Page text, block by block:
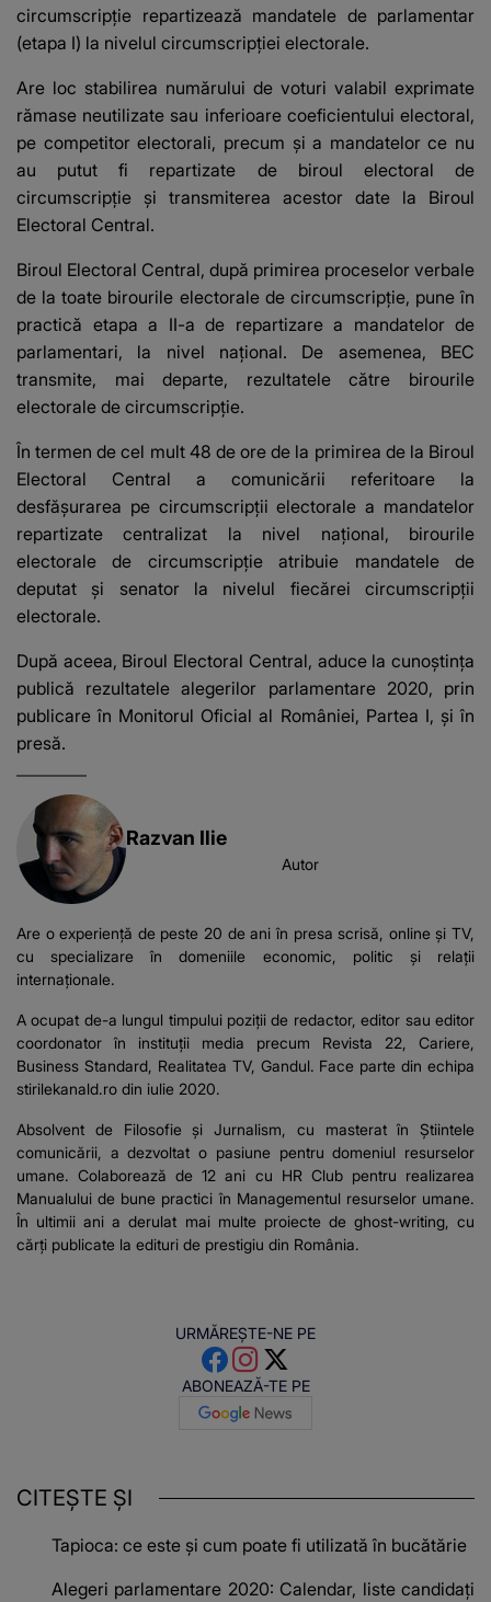
circumscripţie repartizează mandatele de parlamentar
(etapa I) la nivelul circumscripţiei electorale.
Are loc stabilirea numărului de voturi valabil exprimate
rămase neutilizate sau inferioare coeficientului electoral,
pe competitor electorali, precum şi a mandatelor ce nu
au putut fi repartizate de biroul electoral de
circumscripţie şi transmiterea acestor date la Biroul
Electoral Central.
Biroul Electoral Central, după primirea proceselor verbale
de la toate birourile electorale de circumscripţie, pune în
practică etapa a II-a de repartizare a mandatelor de
parlamentari, la nivel naţional. De asemenea, BEC
transmite, mai departe, rezultatele către birourile
electorale de circumscripţie.
În termen de cel mult 48 de ore de la primirea de la Biroul
Electoral Central a comunicării referitoare la
desfăşurarea pe circumscripţii electorale a mandatelor
repartizate centralizat la nivel naţional, birourile
electorale de circumscripţie atribuie mandatele de
deputat şi senator la nivelul fiecărei circumscripţii
electorale.
După aceea, Biroul Electoral Central, aduce la cunoştinţa
publică rezultatele alegerilor parlamentare 2020, prin
publicare în Monitorul Oficial al României, Partea I, şi în
presă.
Razvan Ilie
Autor
Are o experiență de peste 20 de ani în presa scrisă, online și TV,
cu specializare în domeniile economic, politic și relații
internaționale.
A ocupat de-a lungul timpului poziții de redactor, editor sau editor
coordonator în instituții media precum Revista 22, Cariere,
Business Standard, Realitatea TV, Gandul. Face parte din echipa
stirilekanald.ro din iulie 2020.
Absolvent de Filosofie și Jurnalism, cu masterat în Știintele
comunicării, a dezvoltat o pasiune pentru domeniul resurselor
umane. Colaborează de 12 ani cu HR Club pentru realizarea
Manualului de bune practici în Managementul resurselor umane.
În ultimii ani a derulat mai multe proiecte de ghost-writing, cu
cărți publicate la edituri de prestigiu din România.
URMĂREȘTE-NE PE
ABONEAZĂ-TE PE
CITEȘTE ȘI
Tapioca: ce este și cum poate fi utilizată în bucătărie
Alegeri parlamentare 2020: Calendar, liste candidaţi